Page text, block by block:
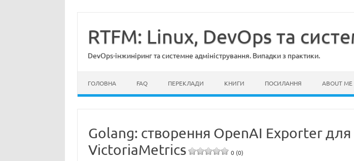
вмістуRTFM: Linux, DevOps та
DevOps-інжиніринг та системне адміністрування. Випадки з практики.
ГОЛОВНА FAQ ПЕРЕКЛАДИ КНИГИ ПОСИЛАННЯ ABOUT ME
Golang: створення OpenAI Exporter для
VictoriaMetrics
0 (0)